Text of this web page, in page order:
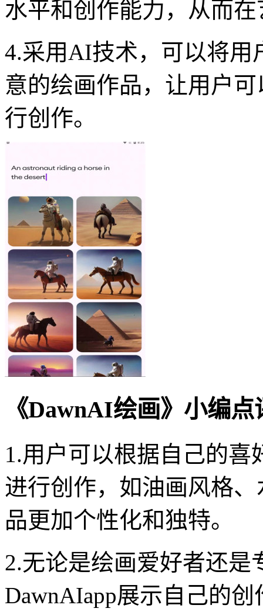
水平和创作能力，从而
4.采用AI技术，可以将用
意的绘画作品，让用户
行创作。
《DawnAI绘画》小编点
1.用户可以根据自己的
进行创作，如油画风格
品更加个性化和独特。
2.无论是绘画爱好者还是
DawnAIapp展示自己的